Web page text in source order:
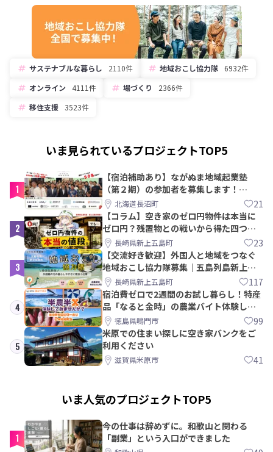
をもつ。
https://www.hotosena.com/article/1
4488948
https://mima-
saku.jp/newgeneration/563/
・
＜ほか＞
【チラシ】池田 恭子
サステナブルな暮らし 2110件 地域おこし協力隊
6932件
オンライン
4111件 場づくり
2366件
移住支援 3523件
いま見られているプロジェクトTOP5
1
【宿泊補助あり】ながぬま地域起業塾
（第２期）の参加者を募集します！
【8/21〆】
北海道長沼町 21
2
【コラム】空き家のゼロ円物件は本当に
ゼロ円？残置物との戦いから得た四つの
教訓｜新上五島町
長崎県新上五島町 23
3
【交流好き歓迎】外国人と地域をつなぐ
地域おこし協力隊募集｜五島列島新上五
島町長崎県新上五島町 117
4
宿泊費ゼロで2週間のお試し暮らし！特産
品「なると金時」の農業バイト体験して
みませんか？
徳島県鳴門市 99
5
米原での住まい探しに空き家バンクをご
利用ください
滋賀県米原市 41
いま人気のプロジェクトTOP5
1
今の仕事は辞めずに。和歌山と関わる
「副業」という入口ができました